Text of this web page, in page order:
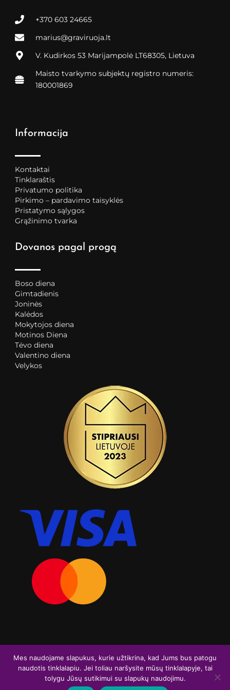
+370 603 24665
marius@graviruoja.lt
V. Kudirkos 53 Marijampolė LT68305, Lietuva
Maisto tvarkymo subjektų registro numeris:
180001869
Informacija
Kontaktai
Tinklaraštis
Privatumo politika
Pirkimo – pardavimo taisyklės
Pristatymo sąlygos
Grąžinimo tvarka
Dovanos pagal progą
Boso diena
Gimtadienis
Joninės
Kalėdos
Mokytojos diena
Motinos Diena
Tėvo diena
Valentino diena
Velykos
Visos teisės saugomos. Graviruoja.lt 2026
I
Mes naudojame slapukus, kurie užtikrina, kad Jums bus patogu
naudotis tinklalapiu. Jei toliau naršysite mūsų tinklalapyje, tai
tolygu Jūsų sutikimui su slapukų naudojimu.